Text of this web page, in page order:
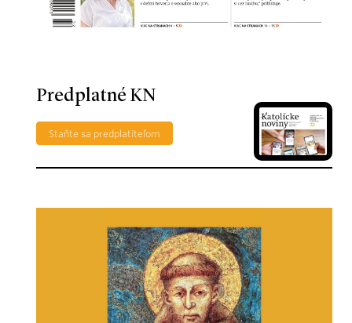
Predplatné KN
Staňte sa predplatiteľom